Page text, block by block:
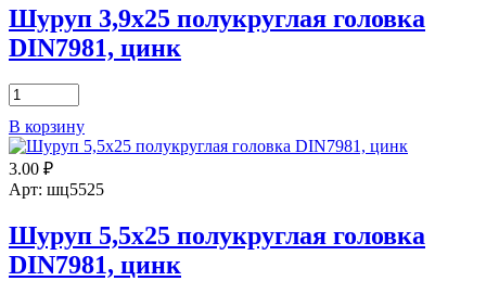
№3)
DIN7981,
цинк
Шуруп 3,9х25 полукруглая головка
DIN7981, цинк
Количество
товара
Шуруп
3,9х25
полукруглая
головка
цинк
В корзину
3.00 ₽
Арт: шц5525
Шуруп 5,5х25 полукруглая головка
DIN7981, цинк